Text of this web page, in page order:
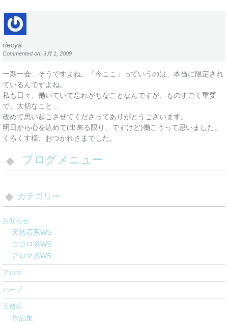
riecya
Commented on: 3月 1, 2009
一期一会…そうですよね。「今ここ」っていうのは、本当に限定され
ているんですよね。
私も日々、働いていて忘れがちなことなんですが、ものすごく重要
で、大切なこと…
改めて思い起こさせてくださってありがとうございます。
明日から心を込めて(出来る限り、ですけど)働こうって思いました。
くろくす様、おつかれさまでした。
ブログメニュー
カテゴリー
お知らせ
天然石系WS
ココロ系WS
アロマ系WS
アロマ
ハーブ
天然石
作品集